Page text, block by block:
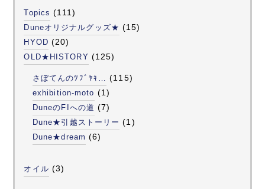
Topics (111)
Duneオリジナルグッズ★ (15)
HYOD (20)
OLD★HISTORY (125)
さぼてんのﾂﾌﾞﾔｷ… (115)
exhibition-moto (1)
DuneのFIへの道 (7)
Dune★引越ストーリー (1)
Dune★dream (6)
オイル (3)